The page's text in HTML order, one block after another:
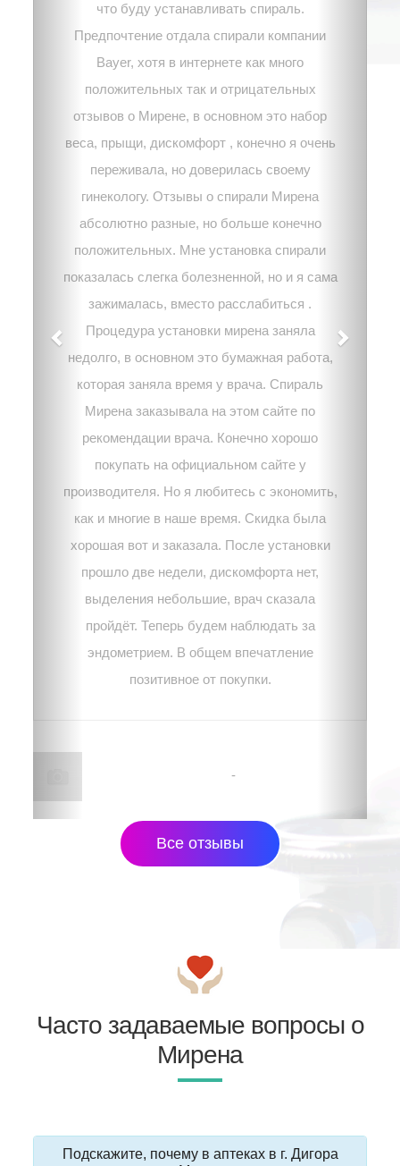
что буду устанавливать спираль.
Предпочтение отдала спирали компании
Bayer, хотя в интернете как много
положительных так и отрицательных
отзывов о Мирене, в основном это набор
веса, прыщи, дискомфорт , конечно я очень
переживала, но доверилась своему
гинекологу. Отзывы о спирали Мирена
абсолютно разные, но больше конечно
положительных. Мне установка спирали
показалась слегка болезненной, но и я сама
зажималась, вместо расслабиться .
Процедура установки мирена заняла
недолго, в основном это бумажная работа,
которая заняла время у врача. Спираль
Мирена заказывала на этом сайте по
рекомендации врача. Конечно хорошо
покупать на официальном сайте у
производителя. Но я любитесь с экономить,
как и многие в наше время. Скидка была
хорошая вот и заказала. После установки
прошло две недели, дискомфорта нет,
выделения небольшие, врач сказала
пройдёт. Теперь будем наблюдать за
эндометрием. В общем впечатление
позитивное от покупки.
-
Все отзывы
Часто задаваемые вопросы о
Мирена
Подскажите, почему в аптеках в г. Дигора